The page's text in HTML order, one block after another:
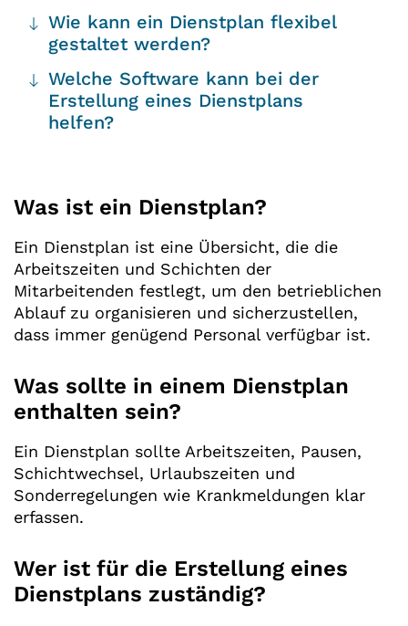
Wie kann ein Dienstplan flexibel
gestaltet werden?
Welche Software kann bei der
Erstellung eines Dienstplans
helfen?
Was ist ein Dienstplan?
Ein Dienstplan ist eine Übersicht, die die
Arbeitszeiten und Schichten der
Mitarbeitenden festlegt, um den betrieblichen
Ablauf zu organisieren und sicherzustellen,
dass immer genügend Personal verfügbar ist.
Was sollte in einem Dienstplan
enthalten sein?
Ein Dienstplan sollte Arbeitszeiten, Pausen,
Schichtwechsel, Urlaubszeiten und
Sonderregelungen wie Krankmeldungen klar
erfassen.
Wer ist für die Erstellung eines
Dienstplans zuständig?